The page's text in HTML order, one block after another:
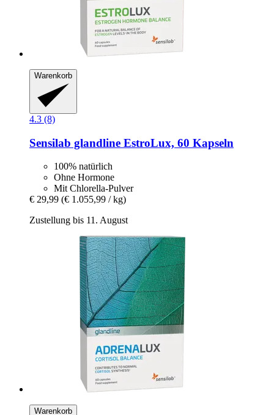
Warenkorb
4.3 (8)
Sensilab glandline EstroLux, 60 Kapseln
100% natürlich
Ohne Hormone
Mit Chlorella-Pulver
€ 29,99 (€ 1.055,99 / kg)
Zustellung bis 11. August
Warenkorb